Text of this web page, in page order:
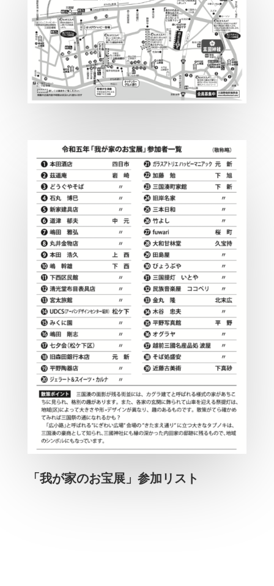
「我が家のお宝展」参加リスト